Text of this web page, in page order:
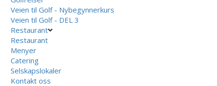
Veien til Golf - Nybegynnerkurs
Veien til Golf - DEL 3
Restaurant
Restaurant
Menyer
Catering
Selskapslokaler
Kontakt oss